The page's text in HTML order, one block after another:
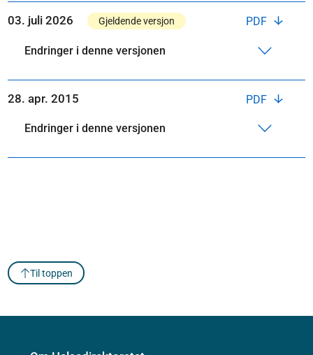
PDF
03. juli 2026 Gjeldende versjon
Endringer i denne versjonen
PDF
28. apr. 2015
Endringer i denne versjonen
Til toppen